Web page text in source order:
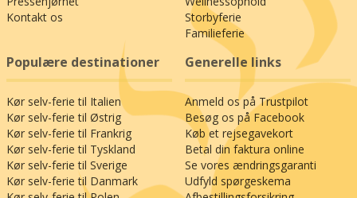
Kontakt os
Storbyferie
Familieferie
Populære destinationer
Kør selv-ferie til Italien
Kør selv-ferie til Østrig
Kør selv-ferie til Frankrig
Kør selv-ferie til Tyskland
Kør selv-ferie til Sverige
Kør selv-ferie til Danmark
Generelle links
Anmeld os på Trustpilot
Besøg os på Facebook
Køb et rejsegavekort
Betal din faktura online
Se vores ændringsgaranti
Udfyld spørgeskema